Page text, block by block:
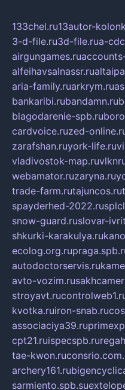
133chel.ru13autor-
3-d-file.ru3d-file.rua-
airgungames.ru
alfeihavsalnassr.ru
aria-family.ruarkrym.ru
bankaribi.rubandamn.ru
blagodarenie-spb.ru
cardvoice.ruzed-
zarafshan.ruyork-life.ru
vladivostok-map.ru
webamator.ruzaryna.ru
trade-farm.rutajuncos.ru
spayderhed-2022.ru
snow-guard.ruslovar-
shkurki-karakulya.ru
ecolog.org.ru
autodoctorservis.ru
avto-vozim.ru
stroyavt.ru
kvotka.ruiron-snab.ru
associaciya39.ru
cpt21.ruispecspb.ru
tae-kwon.ru
archery161.ru
sarmiento.spb.su